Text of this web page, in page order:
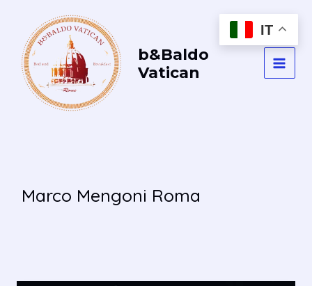
contenuto
b&Baldo
Vatican
Marco Mengoni Roma
IT